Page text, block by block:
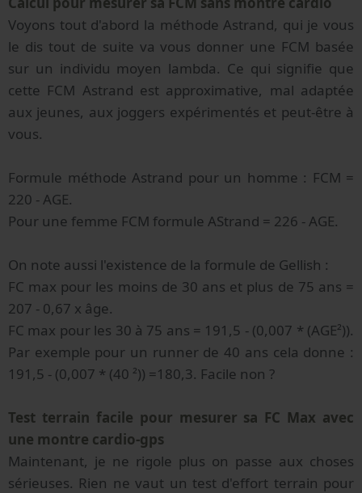
Voyons tout d'abord la méthode Astrand, qui je vous
le dis tout de suite va vous donner une FCM basée
sur un individu moyen lambda. Ce qui signifie que
cette FCM Astrand est approximative, mal adaptée
aux jeunes, aux joggers expérimentés et peut-être à
vous.
Formule méthode Astrand pour un homme : FCM =
220 - AGE.
Pour une femme FCM formule AStrand = 226 - AGE.
On note aussi l'existence de la formule de Gellish :
FC max pour les moins de 30 ans et plus de 75 ans =
207 - 0,67 x âge.
FC max pour les 30 à 75 ans = 191,5 - (0,007 * (AGE²)).
Par exemple pour un runner de 40 ans cela donne :
191,5 - (0,007 * (40 ²)) =180,3. Facile non ?
Test terrain facile pour mesurer sa FC Max avec
une montre cardio-gps
Maintenant, je ne rigole plus on passe aux choses
sérieuses. Rien ne vaut un test d'effort terrain pour